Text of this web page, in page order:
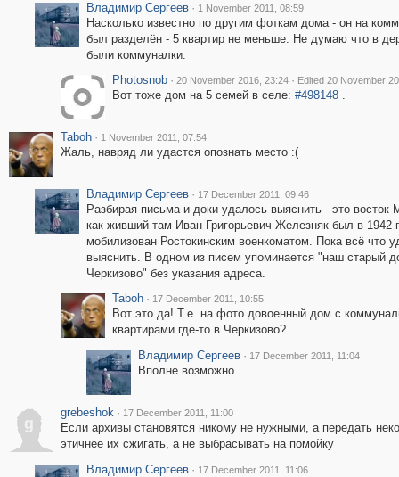
Владимир Сергеев · 1 November 2011, 08:59
Насколько известно по другим фоткам дома - он на
был разделён - 5 квартир не меньше. Не думаю что в
были коммуналки.
Photosnob · 20 November 2016, 23:24 · Edited 20 November
Вот тоже дом на 5 семей в селе: #498148.
Taboh · 1 November 2011, 07:54
Жаль, навряд ли удастся опознать место :(
Владимир Сергеев · 17 December 2011, 09:46
Разбирая письма и доки удалось выяснить - это восток
как живший там Иван Григорьевич Железняк был в 1942
мобилизован Ростокинским военкоматом. Пока всё что
выяснить. В одном из писем упоминается "наш старый
Черкизово" без указания адреса.
Taboh · 17 December 2011, 10:55
Вот это да! Т.е. на фото довоенный дом с
квартирами где-то в Черкизово?
Владимир Сергеев · 17 December 2011, 11:04
Вполне возможно.
g
grebeshok · 17 December 2011, 11:00
Если архивы становятся никому не нужными, а передать
этичнее их сжигать, а не выбрасывать на помойку
Владимир Сергеев · 17 December 2011, 11:06